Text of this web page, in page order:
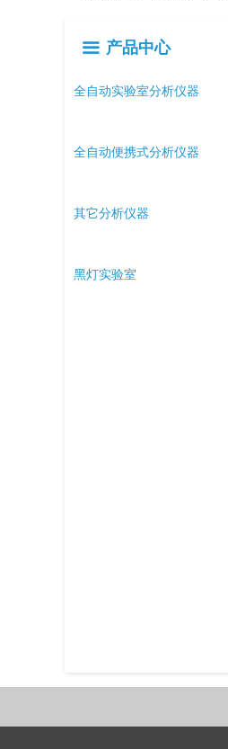
끀 产品中心
全自动实验室分析仪器
全自动便携式分析仪器
其它分析仪器
黑灯实验室